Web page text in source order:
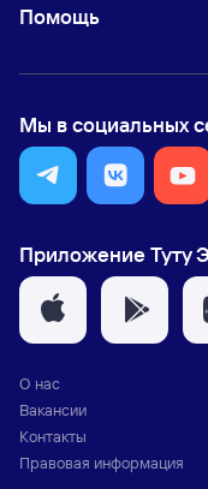
Помощь
Мы в социальных
Приложение Туту
О нас
Вакансии
Контакты
Правовая информация